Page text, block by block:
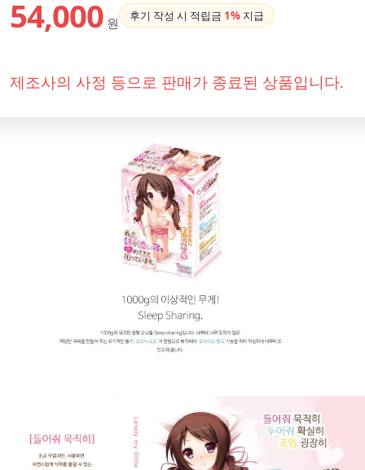
54,000 원 후기 작성 시 적립금 1% 지급
제조사의 사정 등으로 판매가 종료된 상품입니다.